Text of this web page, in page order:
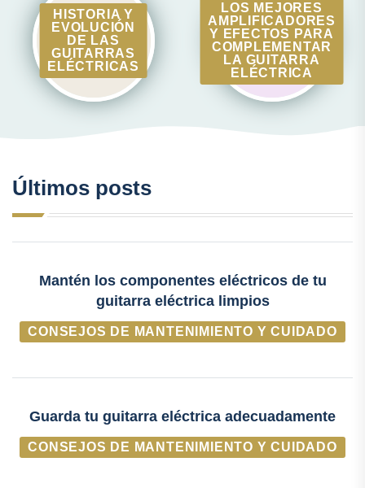
HISTORIA Y
EVOLUCIÓN
DE LAS
GUITARRAS
ELÉCTRICAS
LOS MEJORES
AMPLIFICADORES
Y EFECTOS PARA
COMPLEMENTAR
LA GUITARRA
ELÉCTRICA
Últimos posts
Mantén los componentes eléctricos de tu
guitarra eléctrica limpios
CONSEJOS DE MANTENIMIENTO Y CUIDADO
Guarda tu guitarra eléctrica adecuadamente
CONSEJOS DE MANTENIMIENTO Y CUIDADO